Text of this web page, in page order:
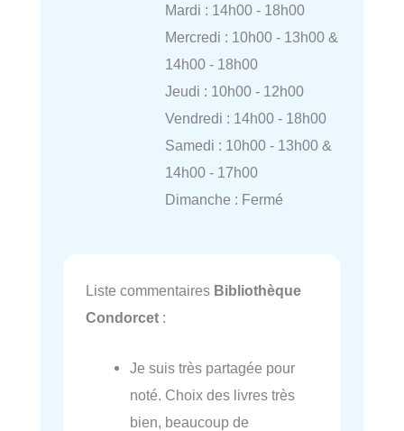
Mardi : 14h00 - 18h00
Mercredi : 10h00 - 13h00 &
14h00 - 18h00
Jeudi : 10h00 - 12h00
Vendredi : 14h00 - 18h00
Samedi : 10h00 - 13h00 &
14h00 - 17h00
Dimanche : Fermé
Liste commentaires Bibliothèque
Condorcet :
Je suis très partagée pour
noté. Choix des livres très
bien, beaucoup de